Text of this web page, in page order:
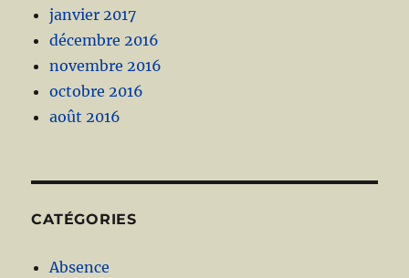
janvier 2017
décembre 2016
novembre 2016
octobre 2016
août 2016
CATÉGORIES
Absence